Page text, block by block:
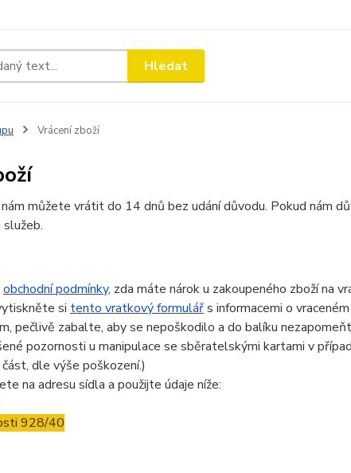
Hledat
Vrácení zboží
můžete vrátit do 14 dnů bez udání důvodu. Pokud nám
služeb.
obchodní podmínky, zda máte nárok u zakoupeného zboží na
si tento vratkový formulářs informacemi o
pečlivě zabalte, aby se nepoškodilo a do balíku
pozornosti u manipulace se sběratelskými kartami v
dle výše poškození.)
na adresu sídla a použijte údaje níže:
928/40